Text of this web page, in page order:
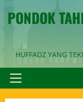
PONDOK
HUFFADZ YANG